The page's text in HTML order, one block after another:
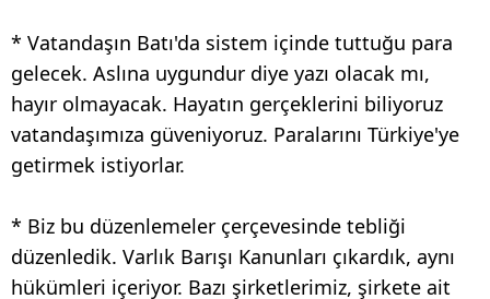
* Vatandaşın Batı'da sistem içinde tuttuğu para
gelecek. Aslına uygundur diye yazı olacak mı,
hayır olmayacak. Hayatın gerçeklerini biliyoruz
vatandaşımıza güveniyoruz. Paralarını Türkiye'ye
getirmek istiyorlar.
* Biz bu düzenlemeler çerçevesinde tebliği
düzenledik. Varlık Barışı Kanunları çıkardık, aynı
hükümleri içeriyor. Bazı şirketlerimiz, şirkete ait